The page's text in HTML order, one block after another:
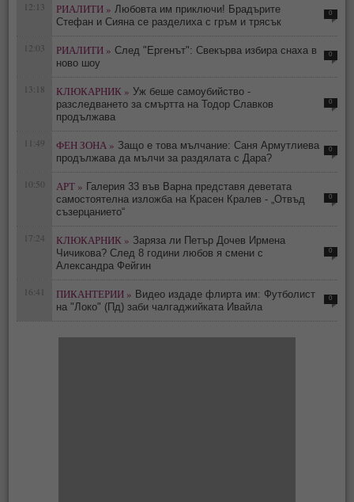
12:13 РИАЛИТИ » Любовта им приключи! Брадърите
Стефан и Сияна се разделиха с гръм и трясък
0
12:03 РИАЛИТИ » След "Ергенът": Свекърва избира снаха в
ново шоу
0
13:18 КЛЮКАРНИК » Уж беше самоубийство -
разследването за смъртта на Тодор Славков
продължава
0
11:49 ФЕН ЗОНА » Защо е това мълчание: Саня Армутлиева
продължава да мълчи за раздялата с Дара?
0
10:50 АРТ » Галерия 33 във Варна представя деветата
самостоятелна изложба на Красен Кралев - „Отвъд
съзерцанието“
0
17:24 КЛЮКАРНИК » Заряза ли Петър Дочев Ирмена
Чичикова? След 8 години любов я смени с
Александра Фейгин
0
16:41 ПИКАНТЕРИИ » Видео издаде флирта им: Футболист
на "Локо" (Пд) заби чалгаджийката Ивайла
0